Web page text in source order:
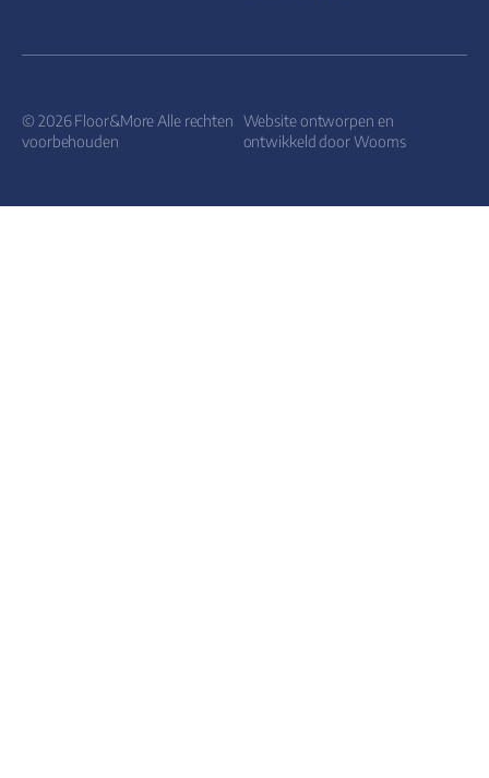
© 2026 Floor&More Alle rechten
voorbehouden
Website ontworpen en
ontwikkeld doorWooms